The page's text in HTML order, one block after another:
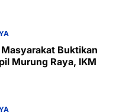
Buktikan
Murung Raya, IKM